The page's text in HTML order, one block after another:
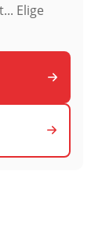
Elige